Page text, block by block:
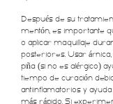
Después de su
mentón, es importante
o aplicar maquillaje
posteriores. Usar
piña (si no es alérgico)
tiempo de curación
antiinflamatorios y
más rápido. Si